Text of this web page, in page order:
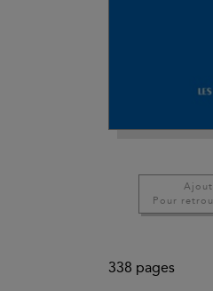
Pour
338 pages